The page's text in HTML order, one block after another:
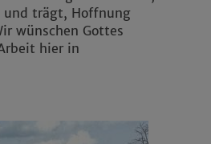
und trägt, Hoffnung
wünschen Gottes
hier in